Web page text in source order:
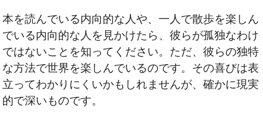
本を読んでいる内向的な人や、一人で散歩を楽しん
でいる内向的な人を見かけたら、彼らが孤独なわけ
ではないことを知ってください。ただ、彼らの独特
な方法で世界を楽しんでいるのです。その喜びは表
立ってわかりにくいかもしれませんが、確かに現実
的で深いものです。